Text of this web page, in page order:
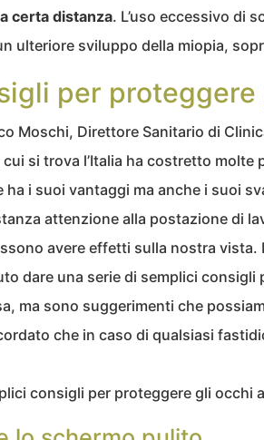
certa distanza. L’uso eccessivo di
ulteriore sviluppo della miopia,
per proteggere
Moschi, Direttore Sanitario di
si trova l’Italia ha costretto molte
ha i suoi vantaggi ma anche i suoi
attenzione alla postazione di
avere effetti sulla nostra vista.
dare una serie di semplici
ma sono suggerimenti che
che in caso di qualsiasi
consigli per proteggere gli occhi